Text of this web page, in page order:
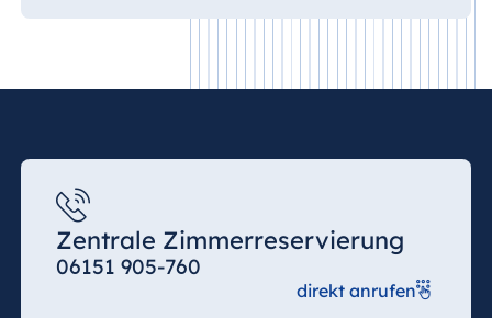
Zentrale Zimmerreservierung
06151 905-760
direkt anrufen